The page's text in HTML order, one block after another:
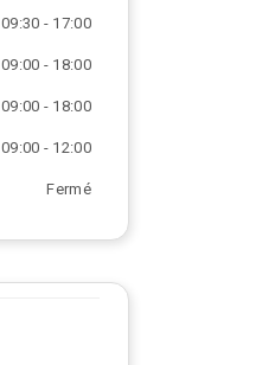
09:30 - 17:00
09:00 - 18:00
09:00 - 18:00
09:00 - 12:00
Fermé